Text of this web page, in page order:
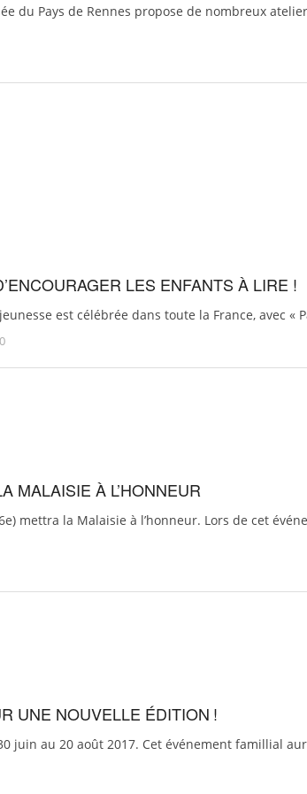
du Pays de Rennes propose de nombreux
LES ENFANTS À LIRE !
est célébrée dans toute la France, avec «
0
MALAISIE À L’HONNEUR
mettra la Malaisie à l’honneur. Lors de cet
UNE NOUVELLE ÉDITION !
juin au 20 août 2017. Cet événement famillial